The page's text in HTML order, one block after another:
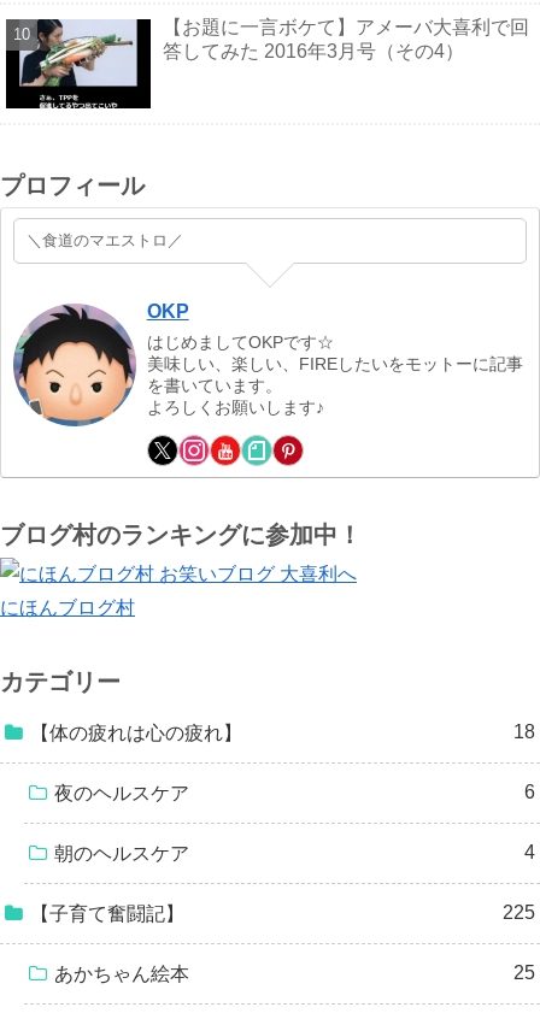
【お題に一言ボケて】アメーバ大喜利で回
答してみた 2016年3月号（その4）
プロフィール
＼食道のマエストロ／
OKP
はじめましてOKPです☆
美味しい、楽しい、FIREしたいをモットーに記事
を書いています。
よろしくお願いします♪
ブログ村のランキングに参加中！
にほんブログ村
カテゴリー
【体の疲れは心の疲れ】 18
夜のヘルスケア 6
朝のヘルスケア 4
【子育て奮闘記】 225
あかちゃん絵本 25